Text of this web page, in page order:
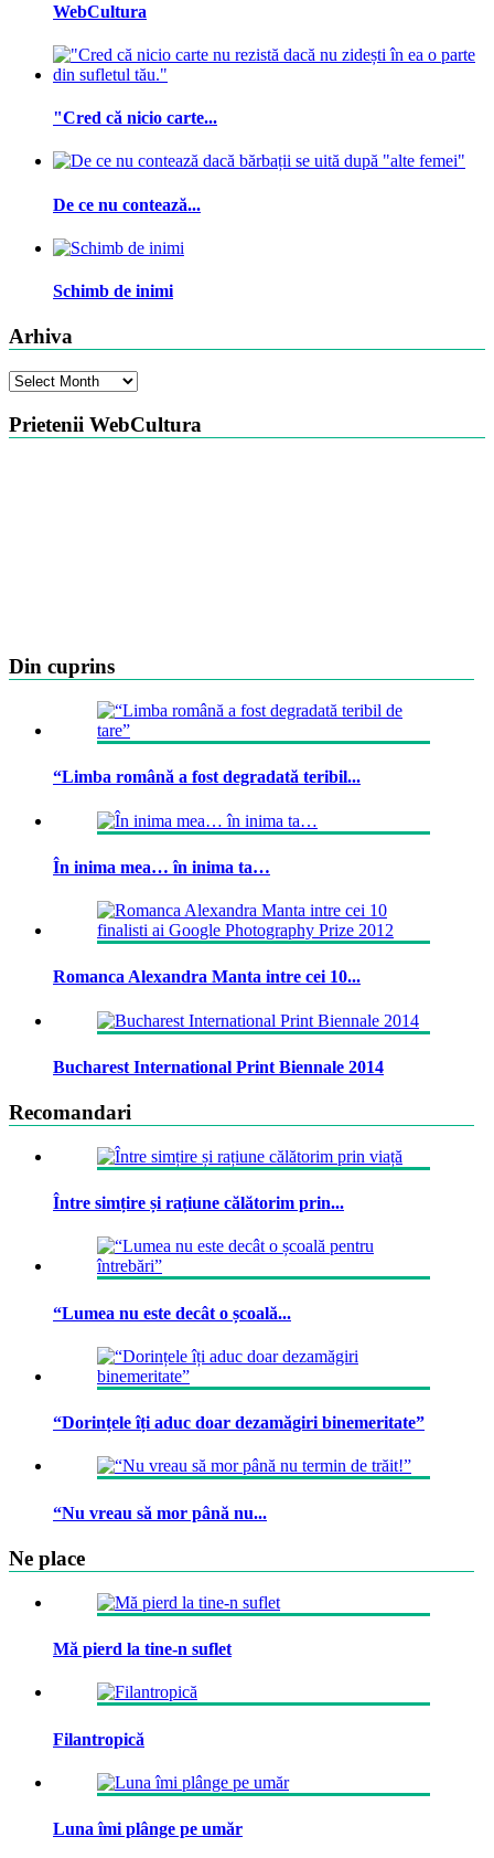
WebCultura
"Cred că nicio carte...
De ce nu contează...
Schimb de inimi
Arhiva
Arhiva
Prietenii WebCultura
Din cuprins
“Limba română a fost degradată teribil...
În inima mea… în inima ta…
Romanca Alexandra Manta intre cei 10...
Bucharest International Print Biennale 2014
Recomandari
Între simțire și rațiune călătorim prin...
“Lumea nu este decât o școală...
“Dorințele îți aduc doar dezamăgiri binemeritate”
“Nu vreau să mor până nu...
Ne place
Mă pierd la tine-n suflet
Filantropică
Luna îmi plânge pe umăr